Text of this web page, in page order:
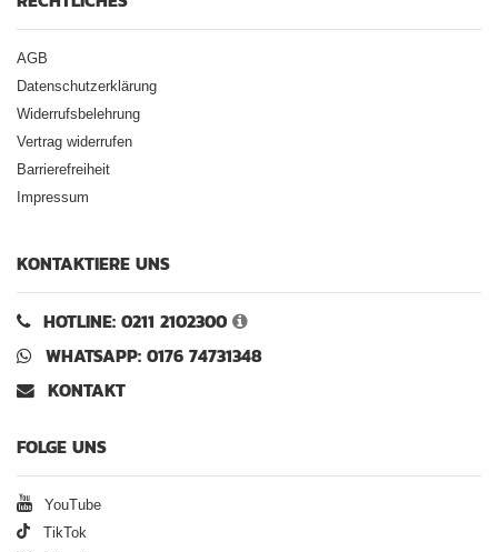
AGB
Datenschutzerklärung
Widerrufsbelehrung
Vertrag widerrufen
Barrierefreiheit
Impressum
KONTAKTIERE UNS
HOTLINE: 0211 2102300
WHATSAPP: 0176 74731348
KONTAKT
FOLGE UNS
YouTube
TikTok